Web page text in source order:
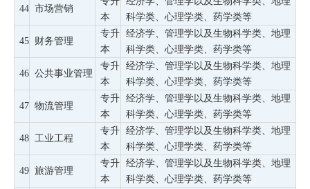
44 市场营销
本
科学类、心理学类、药学类等
45 财务管理
专升
本
经济学、管理学以及生物科学类、地理
科学类、心理学类、药学类等
46 公共事业管理
专升
本
经济学、管理学以及生物科学类、地理
科学类、心理学类、药学类等
47 物流管理
专升
本
经济学、管理学以及生物科学类、地理
科学类、心理学类、药学类等
48 工业工程
专升
本
经济学、管理学以及生物科学类、地理
科学类、心理学类、药学类等
49 旅游管理
专升
本
经济学、管理学以及生物科学类、地理
科学类、心理学类、药学类等